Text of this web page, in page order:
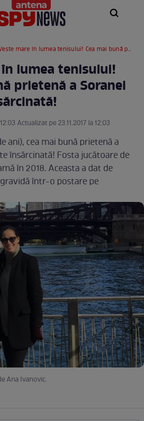
mare în lumea tenisului! Cea mai bună prietenă a Soranei Cîrstea e însărcinată!
lumea tenisului!
prietenă a Soranei
Actualizat pe 23.11.2017 la 12:03
ani), cea mai bună prietenă a
însărcinată! Fosta jucătoare de
în 2018. Aceasta a dat de
într-o postare pe
Ana Ivanovic.